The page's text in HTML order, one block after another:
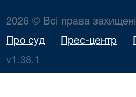
2026 © Всі права захищені
Про суд Прес-центр
v1.38.1